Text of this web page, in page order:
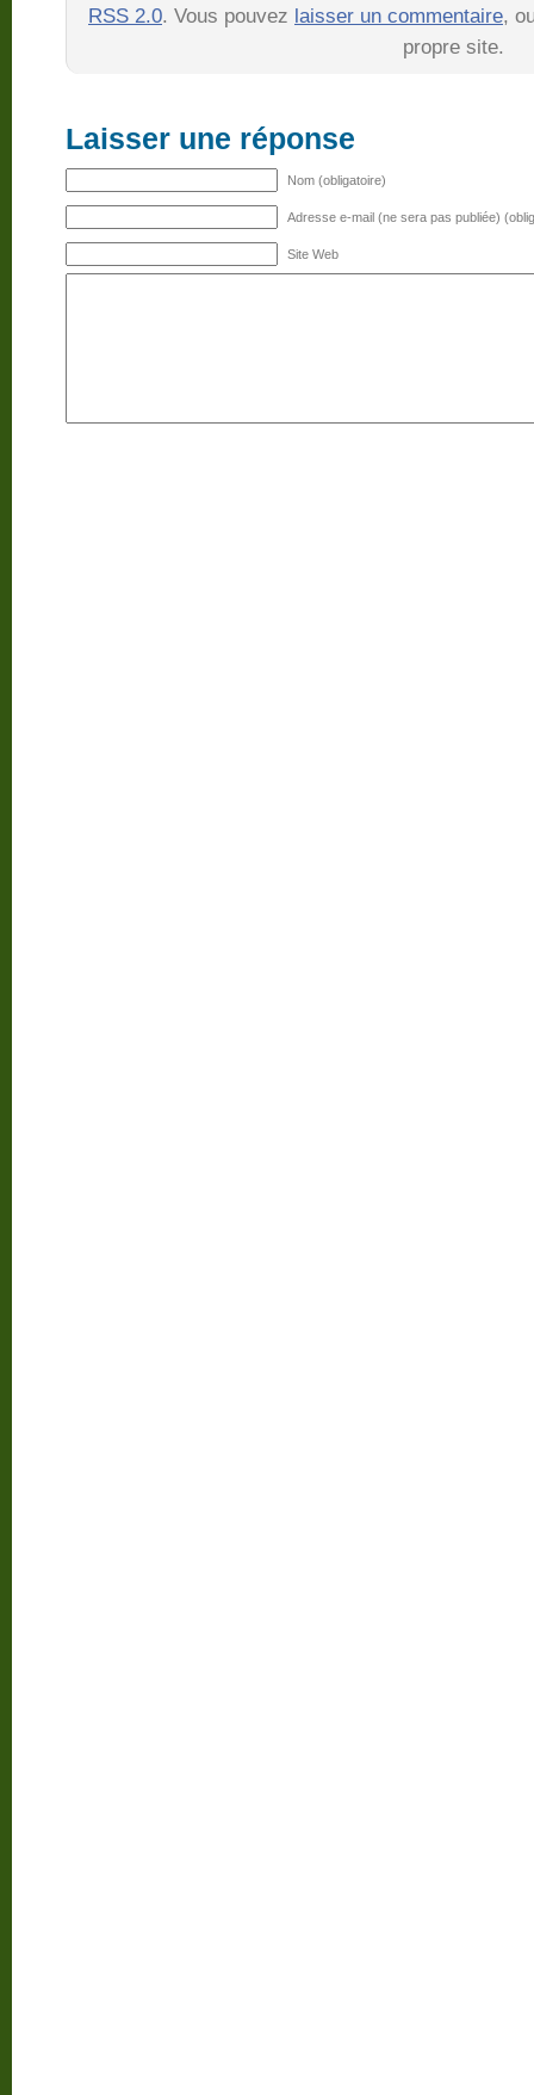
RSS 2.0. Vous pouvez laisser un commentaire,
propre site.
Laisser une réponse
Nom (obligatoire)
Adresse e-mail (ne sera pas publiée)
Site Web